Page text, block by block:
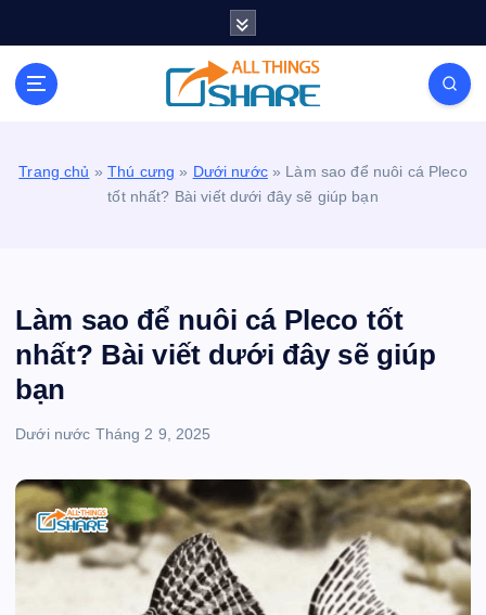
Personal Blog | Knowledge | Technology | Tips |
Pets | Life
Trang chủ »Thú cưng » Dưới nước» Làm sao để nuôi cá Pleco
tốt nhất? Bài viết dưới đây sẽ giúp bạn
Làm sao để nuôi cá Pleco tốt
nhất? Bài viết dưới đây sẽ giúp
bạn
Dưới nước Tháng 2 9, 2025